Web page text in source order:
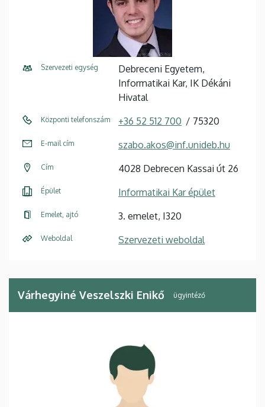
Szervezeti egység
Debreceni Egyetem,
Informatikai Kar, IK Dékáni
Hivatal
Központi telefonszám +36 52 512 700 75320
E-mail cím szabo.akos@inf.unideb.hu
Cím 4028 Debrecen Kassai út 26
Épület Informatikai Kar épület
Emelet, ajtó 3. emelet, I320
Weboldal Szervezeti weboldal
Várhegyiné Veszelszki Enikő ügyintéző